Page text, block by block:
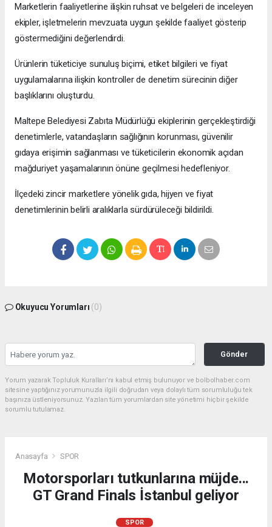
Marketlerin faaliyetlerine ilişkin ruhsat ve belgeleri de inceleyen
ekipler, işletmelerin mevzuata uygun şekilde faaliyet gösterip
göstermediğini değerlendirdi.
Ürünlerin tüketiciye sunuluş biçimi, etiket bilgileri ve fiyat
uygulamalarına ilişkin kontroller de denetim sürecinin diğer
başlıklarını oluşturdu.
Maltepe Belediyesi Zabıta Müdürlüğü ekiplerinin gerçekleştirdiği
denetimlerle, vatandaşların sağlığının korunması, güvenilir
gıdaya erişimin sağlanması ve tüketicilerin ekonomik açıdan
mağduriyet yaşamalarının önüne geçilmesi hedefleniyor.
İlçedeki zincir marketlere yönelik gıda, hijyen ve fiyat
denetimlerinin belirli aralıklarla sürdürüleceği bildirildi.
Okuyucu Yorumları (0)
Gönder
Yorum yazarak Topluluk Kuralları’nı kabul etmiş bulunuyor ve bolbolhaber.com
sitesine yaptığınız yorumunuzla ilgili doğrudan veya dolaylı tüm sorumluluğu tek
başınıza üstleniyorsunuz. Yazılan tüm yorumlardan site yönetimi hiçbir şekilde
sorumlu tutulamaz.
Anasayfa SPOR
Motorsporları tutkunlarına müjde...
GT Grand Finals İstanbul geliyor
SPOR